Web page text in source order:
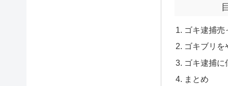
ゴキ逮捕売
ゴキブリを
ゴキ逮捕に
まとめ